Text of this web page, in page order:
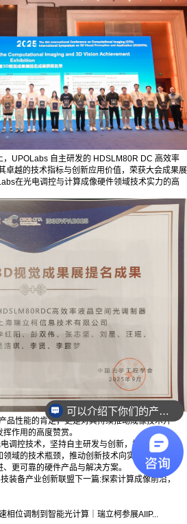
UPOLabs 自主研发的 HDSLM80R DC 高效率
卓越的技术指标与创新应用价值，荣获大会成果展
在光电调控与计算成像硬件领域技术实力的高
品性能的肯定，更是对其持续推动成像技术升
作用的高度赞赏。
调控技术，坚持自主研发与创新，携手学术界与
域的技术瓶颈，推动创新技术向实际应用转化，
更可靠的硬件产品与解决方案。
装备产业创新联盟下一篇:探索计算成像前沿，
相位调制到智能光计算｜瑞立柯参展AIIP...
可以介绍下你们的产品么？
销售负责人联系方式是多少？